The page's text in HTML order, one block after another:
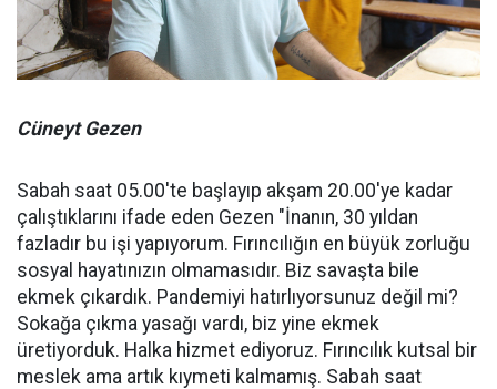
Cüneyt Gezen
Sabah saat 05.00'te başlayıp akşam 20.00'ye kadar
çalıştıklarını ifade eden Gezen "İnanın, 30 yıldan
fazladır bu işi yapıyorum. Fırıncılığın en büyük zorluğu
sosyal hayatınızın olmamasıdır. Biz savaşta bile
ekmek çıkardık. Pandemiyi hatırlıyorsunuz değil mi?
Sokağa çıkma yasağı vardı, biz yine ekmek
üretiyorduk. Halka hizmet ediyoruz. Fırıncılık kutsal bir
meslek ama artık kıymeti kalmamış. Sabah saat